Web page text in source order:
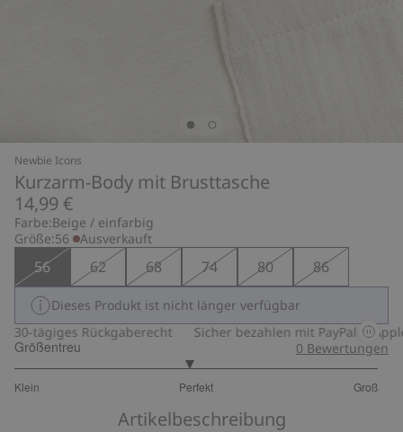
Newbie Icons
Kurzarm-Body mit Brusttasche
14,99 €
Farbe:Beige / einfarbig
Größe:56 Ausverkauft
56 62 68 74 80 86
Dieses Produkt ist nicht länger verfügbar
tägiges Rückgaberecht
Sicher bezahlen mit PayPal & Apple
Größentreu
Klein Perfekt Groß
von
0 Bewertungen
Artikelbeschreibung